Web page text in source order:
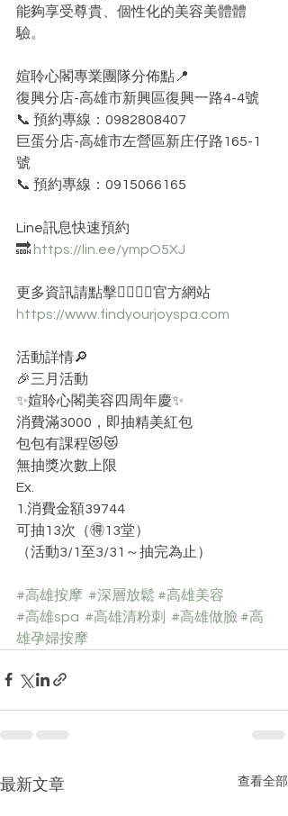
能夠享受尊貴、個性化的美容美體體
驗。
媗聆心閣專業團隊分佈點📍
復興分店-高雄市新興區復興一路4-4號
📞 預約專線：0982808407
巨蛋分店-高雄市左營區新庄仔路165-1
號
📞 預約專線：0915066165
Line訊息快速預約
🔜 https://lin.ee/ympO5XJ
更多資訊請點擊👇🏻👇🏻官方網站
https://www.findyourjoyspa.com
活動詳情🔎
🎉三月活動
✨媗聆心閣美容四周年慶✨
消費滿3000，即抽精美紅包
包包有課程😻😻
無抽獎次數上限
Ex.
1.消費金額39744
可抽13次（🉐13堂）
（活動3/1至3/31～抽完為止）
#高雄按摩 #深層放鬆 #高雄美容
#高雄spa #高雄清粉刺 #高雄做臉 #高
雄孕婦按摩
最新文章 查看全部